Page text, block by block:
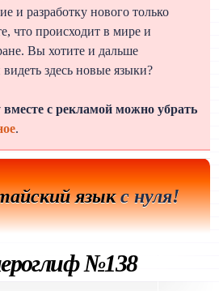
и разработку нового только
что происходит в мире и
Вы хотите и дальше
здесь новые языки?
с рекламой можно убрать
.
языкс нуля!
№138